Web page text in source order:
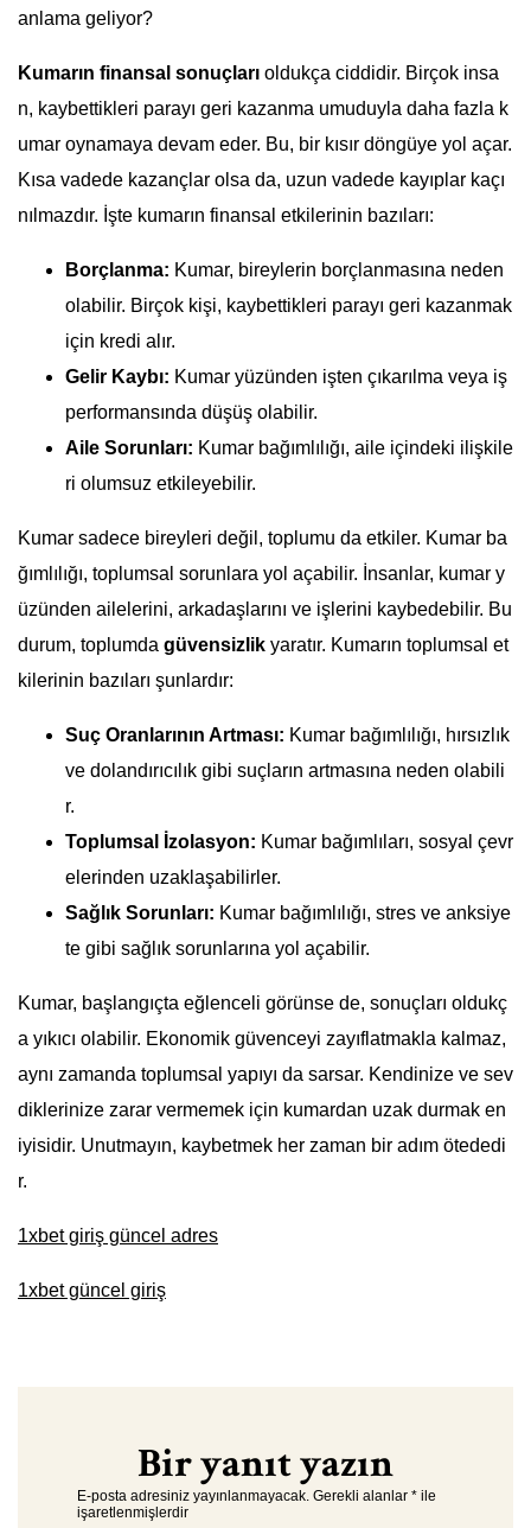
anlama geliyor?
Kumarın finansal sonuçları oldukça ciddidir. Birçok insa
n, kaybettikleri parayı geri kazanma umuduyla daha fazla k
umar oynamaya devam eder. Bu, bir kısır döngüye yol açar.
Kısa vadede kazançlar olsa da, uzun vadede kayıplar kaçı
nılmazdır. İşte kumarın finansal etkilerinin bazıları:
Borçlanma: Kumar, bireylerin borçlanmasına neden
olabilir. Birçok kişi, kaybettikleri parayı geri kazanmak
için kredi alır.
Gelir Kaybı: Kumar yüzünden işten çıkarılma veya iş
performansında düşüş olabilir.
Aile Sorunları: Kumar bağımlılığı, aile içindeki ilişkile
ri olumsuz etkileyebilir.
Kumar sadece bireyleri değil, toplumu da etkiler. Kumar ba
ğımlılığı, toplumsal sorunlara yol açabilir. İnsanlar, kumar y
üzünden ailelerini, arkadaşlarını ve işlerini kaybedebilir. Bu
durum, toplumda güvensizlik yaratır. Kumarın toplumsal et
kilerinin bazıları şunlardır:
Suç Oranlarının Artması: Kumar bağımlılığı, hırsızlık
ve dolandırıcılık gibi suçların artmasına neden olabili
r.
Toplumsal İzolasyon: Kumar bağımlıları, sosyal çevr
elerinden uzaklaşabilirler.
Sağlık Sorunları: Kumar bağımlılığı, stres ve anksiye
te gibi sağlık sorunlarına yol açabilir.
Kumar, başlangıçta eğlenceli görünse de, sonuçları oldukç
a yıkıcı olabilir. Ekonomik güvenceyi zayıflatmakla kalmaz,
aynı zamanda toplumsal yapıyı da sarsar. Kendinize ve sev
diklerinize zarar vermemek için kumardan uzak durmak en
iyisidir. Unutmayın, kaybetmek her zaman bir adım ötededi
r.
1xbet giriş güncel adres
1xbet güncel giriş
Bir yanıt yazın
E-posta adresiniz yayınlanmayacak. Gerekli alanlar * ile
işaretlenmişlerdir